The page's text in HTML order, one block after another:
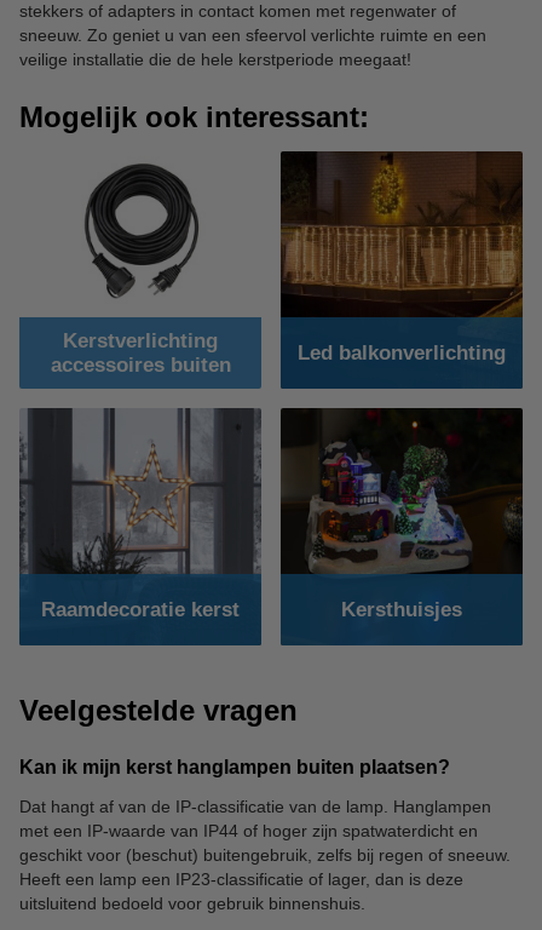
stekkers of adapters in contact komen met regenwater of
sneeuw. Zo geniet u van een sfeervol verlichte ruimte en een
veilige installatie die de hele kerstperiode meegaat!
Mogelijk ook interessant:
Kerstverlichting
accessoires buiten
Led balkonverlichting
Raamdecoratie kerst Kersthuisjes
Veelgestelde vragen
Kan ik mijn kerst hanglampen buiten plaatsen?
Dat hangt af van de IP-classificatie van de lamp. Hanglampen
met een IP-waarde van IP44 of hoger zijn spatwaterdicht en
geschikt voor (beschut) buitengebruik, zelfs bij regen of sneeuw.
Heeft een lamp een IP23-classificatie of lager, dan is deze
uitsluitend bedoeld voor gebruik binnenshuis.